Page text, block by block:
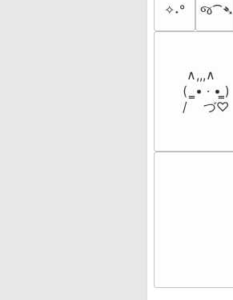
✧˖° જ⁀➴
∧,,,∧
(  ̳• · • ̳)
/    づ♡